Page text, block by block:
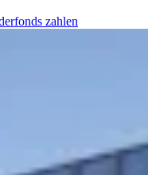
zahlen